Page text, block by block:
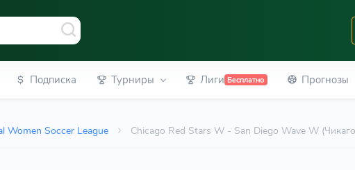
Подписка Турниры Лиги Бесплатно Прогнозы
Women Soccer League Chicago Red Stars W - San Diego Wave W